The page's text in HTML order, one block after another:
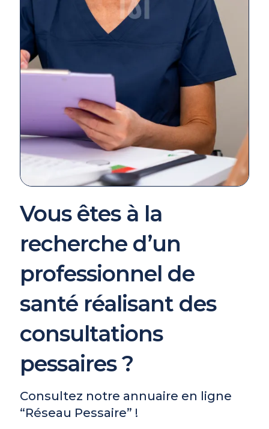
Vous êtes à la
recherche d’un
professionnel de
santé réalisant des
consultations
pessaires ?
Consultez notre annuaire en ligne
“Réseau Pessaire” !